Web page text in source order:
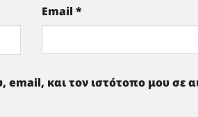
Email *
email, και τον ιστότοπο μου σε